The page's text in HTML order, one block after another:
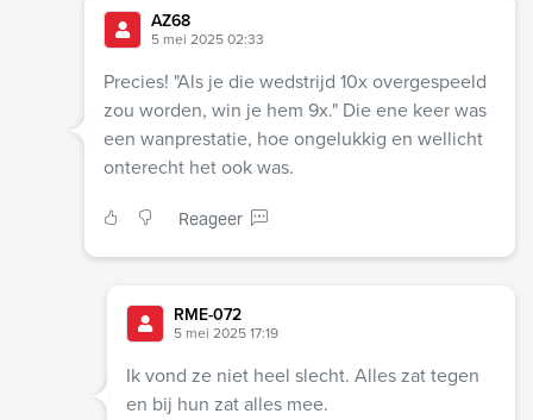
AZ68
5 mei 2025 02:33
Precies! "Als je die wedstrijd 10x overgespeeld
zou worden, win je hem 9x." Die ene keer was
een wanprestatie, hoe ongelukkig en wellicht
onterecht het ook was.
Reageer
RME-072
5 mei 2025 17:19
Ik vond ze niet heel slecht. Alles zat tegen
en bij hun zat alles mee.